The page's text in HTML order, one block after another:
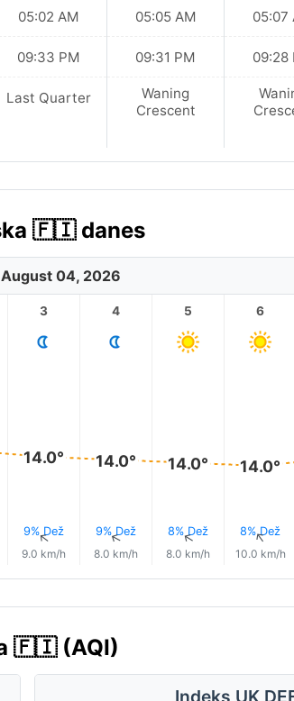
05:02 AM
09:33 PM
Last Quarter
05:05 AM
09:31 PM
Waning
Crescent
05:07
09:28
🇫🇮 danes
04, 2026
3
14.0°
9% Dež
↑
9.0 km/h
4
14.0°
9% Dež
↑
8.0 km/h
5
14.0°
8% Dež
↑
8.0 km/h
6
14.0°
8% Dež
↑
10.0 km/h
🇫🇮 (AQI)